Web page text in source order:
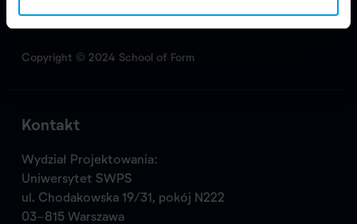
Copyright © 2024 School of Form
Kontakt
Wydział Projektowania:
Uniwersytet SWPS
ul. Chodakowska 19/31, pokój N222
03-815 Warszawa